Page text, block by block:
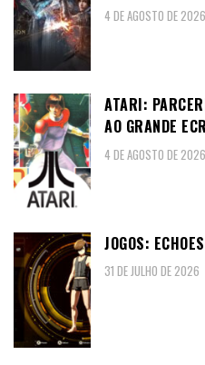
4 DE AGOSTO DE 2026
ATARI:
AO GRANDE
4 DE AGOSTO DE 2026
JOGOS:
31 DE JULHO DE 2026